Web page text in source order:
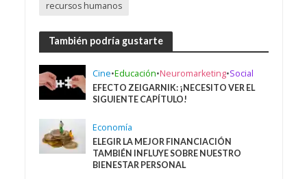
recursos humanos
También podría gustarte
Cine•Educación•Neuromarketing•Social
EFECTO ZEIGARNIK: ¡NECESITO VER EL
SIGUIENTE CAPÍTULO!
Economía
ELEGIR LA MEJOR FINANCIACIÓN
TAMBIÉN INFLUYE SOBRE NUESTRO
BIENESTAR PERSONAL